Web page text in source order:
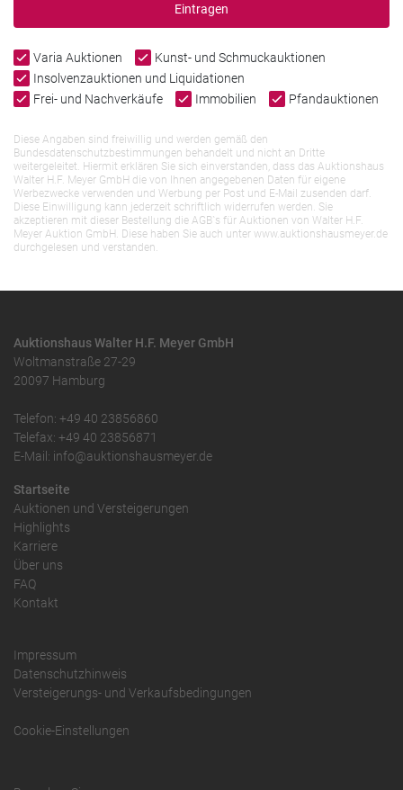
Eintragen
Varia Auktionen
Kunst- und Schmuckauktionen
Insolvenzauktionen und Liquidationen
Frei- und Nachverkäufe
Immobilien Pfandauktionen
Diese Angaben sind freiwillig und werden gemäß den
Bundesdatenschutzbestimmungen behandelt und nicht an Dritte
weitergeleitet. Hiermit erklären Sie sich einverstanden, dass das Auktionshaus
Walter H.F. Meyer GmbH die von Ihnen angegebenen Daten für eigene
Werbezwecke verwenden und Werbung per Post und E-Mail zusenden darf.
Diese Einwilligung kann jederzeit schriftlich widerrufen werden. Sie
akzeptieren mit dieser Bestellung die AGB`s für Auktionen von Walter H.F.
Meyer Auktion GmbH. Diese haben Sie auch unter www.auktionshausmeyer.de
durchgelesen und verstanden.
Auktionshaus Walter H.F. Meyer GmbH
Woltmanstraße 27-29
20097 Hamburg
Telefon: +49 40 23856860
Telefax: +49 40 23856871
E-Mail: info@auktionshausmeyer.de
Startseite
Auktionen und Versteigerungen
Highlights
Karriere
Über uns
FAQ
Kontakt
Impressum
Datenschutzhinweis
Versteigerungs- und Verkaufsbedingungen
Cookie-Einstellungen